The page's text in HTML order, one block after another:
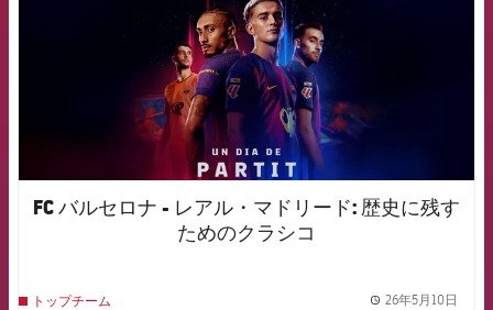
FC バルセロナ - レアル・マドリード: 歴史に残す
ためのクラシコ
トップチーム 26年5月10日